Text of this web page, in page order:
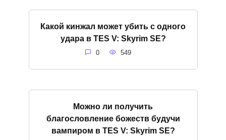
Какой кинжал может убить с одного
удара в TES V: Skyrim SE?
0 549
Можно ли получить
благословление божеств будучи
вампиром в TES V: Skyrim SE?